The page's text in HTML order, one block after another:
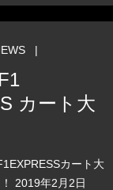
|
カート大
カート大
2019年2月2日